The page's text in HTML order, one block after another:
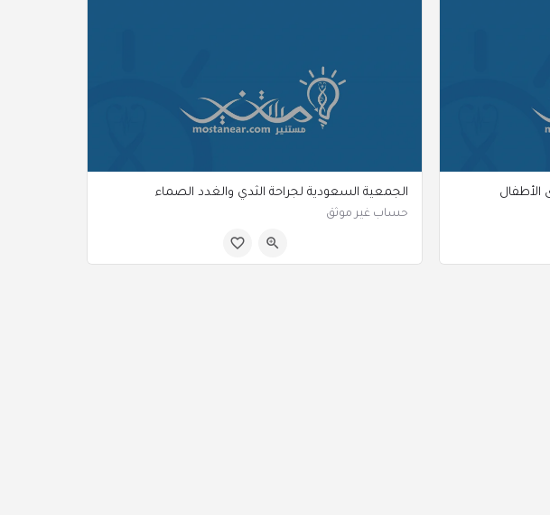
الأطفال الجمعية السعودية لجراحة الثدي والغدد الصماء
حساب غير موثق